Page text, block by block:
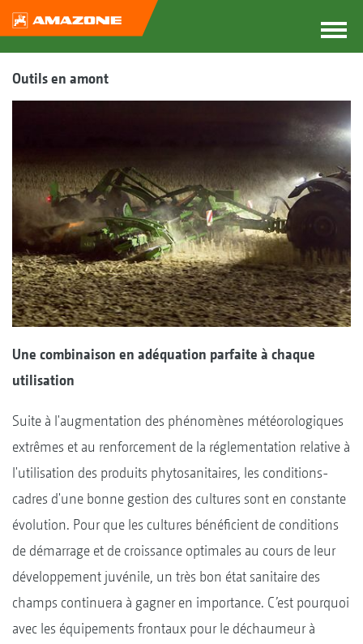
Outils en amont
Une combinaison en adéquation parfaite à chaque
utilisation
Suite à l'augmentation des phénomènes météorologiques
extrêmes et au renforcement de la réglementation relative à
l'utilisation des produits phytosanitaires, les conditions-
cadres d'une bonne gestion des cultures sont en constante
évolution. Pour que les cultures bénéficient de conditions
de démarrage et de croissance optimales au cours de leur
développement juvénile, un très bon état sanitaire des
champs continuera à gagner en importance. C’est pourquoi
avec les équipements frontaux pour le déchaumeur à